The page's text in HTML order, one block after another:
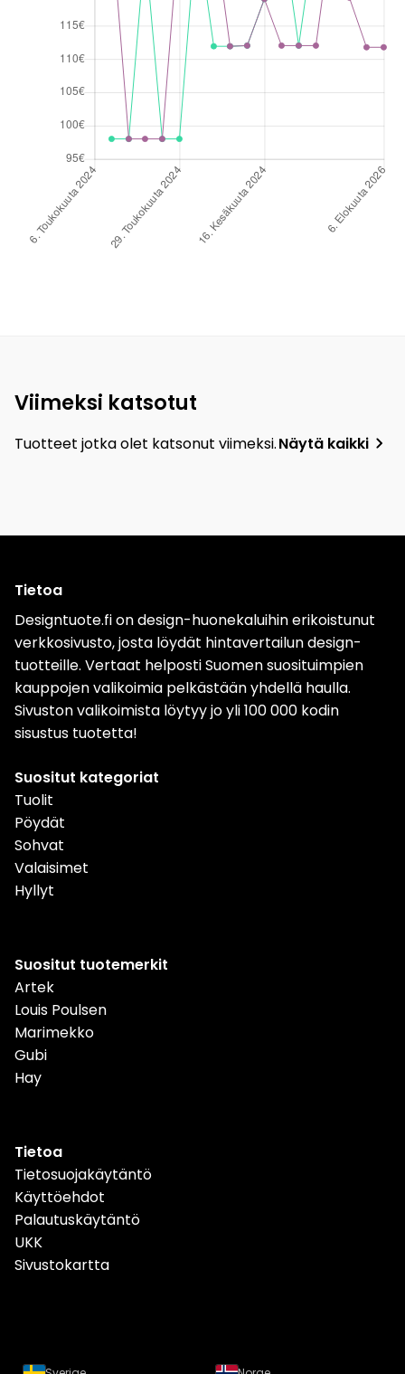
Viimeksi katsotut
Tuotteet jotka olet katsonut viimeksi.Näytä kaikki
Tietoa
Designtuote.fi on design-huonekaluihin erikoistunut
verkkosivusto, josta löydät hintavertailun design-
tuotteille. Vertaat helposti Suomen suosituimpien
kauppojen valikoimia pelkästään yhdellä haulla.
Sivuston valikoimista löytyy jo yli 100 000 kodin
sisustus tuotetta!
Suositut kategoriat
Tuolit
Pöydät
Sohvat
Valaisimet
Hyllyt
Suositut tuotemerkit
Artek
Louis Poulsen
Marimekko
Gubi
Hay
Tietoa
Tietosuojakäytäntö
Käyttöehdot
Palautuskäytäntö
UKK
Sivustokartta